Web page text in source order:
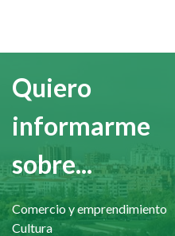
Quiero
informarme
sobre...
Comercio y emprendimiento
Cultura